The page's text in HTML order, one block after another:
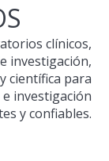
clínicos,
investigación,
científica para
investigación
y confiables.